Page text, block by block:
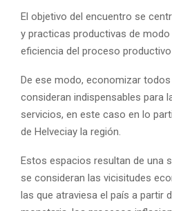
El objetivo del encuentro se
y practicas productivas de
eficiencia del proceso
De ese modo, economizar
consideran indispensables para
servicios, en este caso en lo
de Helveciay la región.
Estos espacios resultan de una
se consideran las vicisitudes
las que atraviesa el país a partir